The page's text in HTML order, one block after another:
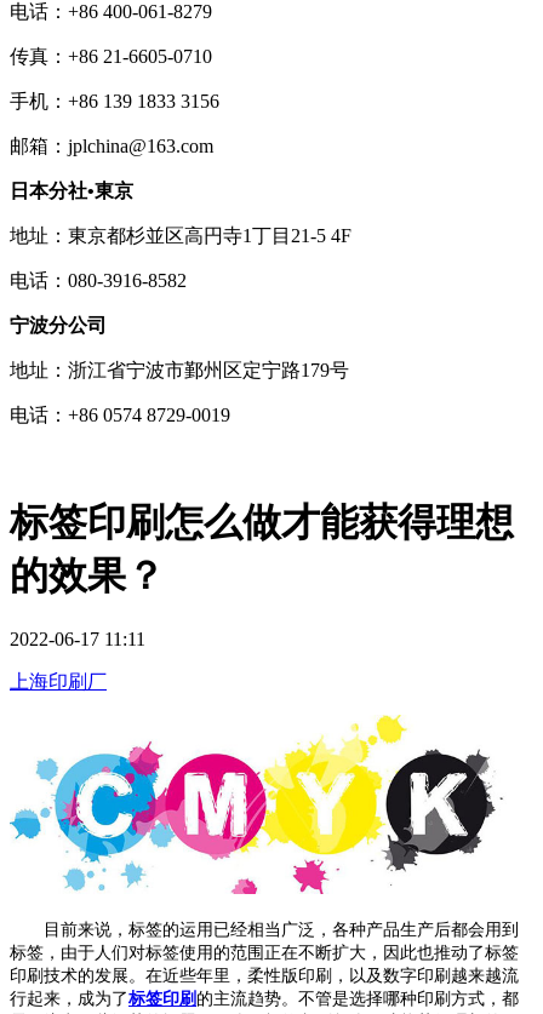
电话：+86 400-061-8279
传真：+86 21-6605-0710
手机：+86 139 1833 3156
邮箱：jplchina@163.com
日本分社•東京
地址：東京都杉並区高円寺1丁目21-5 4F
电话：080-3916-8582
宁波分公司
地址：浙江省宁波市鄞州区定宁路179号
电话：+86 0574 8729-0019
标签印刷怎么做才能获得理想
的效果？
2022-06-17 11:11
上海印刷厂
目前来说，标签的运用已经相当广泛，各种产品生产后都会用到
标签，由于人们对标签使用的范围正在不断扩大，因此也推动了标签
印刷技术的发展。在近些年里，柔性版印刷，以及数字印刷越来越流
行起来，成为了标签印刷 的主流趋势。不管是选择哪种印刷方式，都